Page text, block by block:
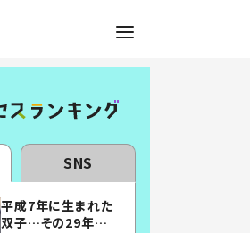
SNS
平成7年に生まれた
双子…その29年後